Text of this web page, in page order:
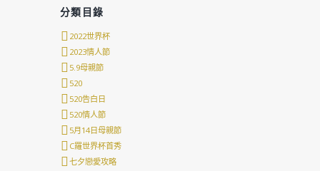
分類目錄
2022世界杯
2023情人節
5.9母親節
520
520告白日
520情人節
5月14日母親節
C羅世界杯首秀
七夕戀愛攻略